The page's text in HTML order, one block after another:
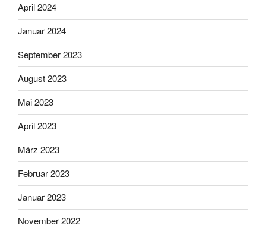
April 2024
Januar 2024
September 2023
August 2023
Mai 2023
April 2023
März 2023
Februar 2023
Januar 2023
November 2022